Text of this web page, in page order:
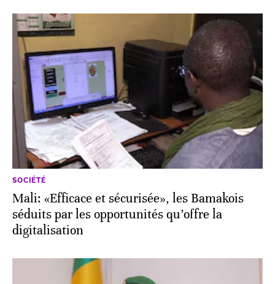
SOCIÉTÉ
Mali: «Efficace et sécurisée», les Bamakois
séduits par les opportunités qu’offre la
digitalisation